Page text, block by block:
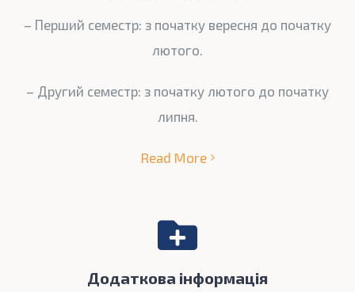
– Перший семестр: з початку вересня до початку
лютого.
– Другий семестр: з початку лютого до початку
липня.
Read More
Додаткова інформація